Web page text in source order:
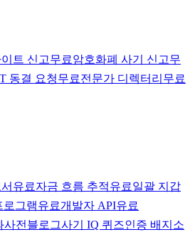
트 신고무료암호화폐 사기 신고무
동결 요청무료전문가 디렉터리 무료
유료자금 흐름 추적유료일괄 지갑
로그램유료개발자 API유료
사전 블로그사기 IQ 퀴즈인증 배지 소